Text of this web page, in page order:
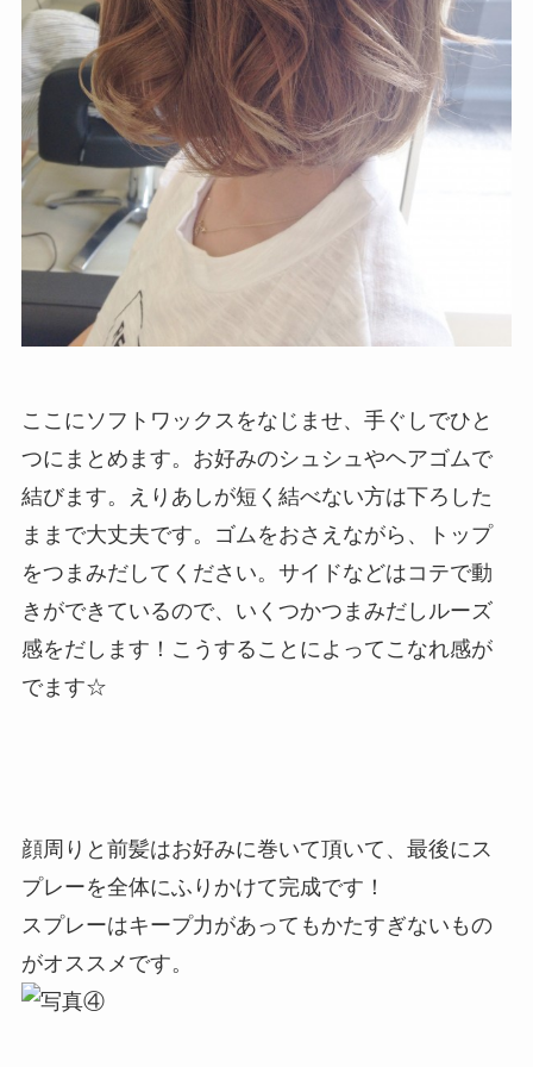
ここにソフトワックスをなじませ、手ぐしでひと
つにまとめます。お好みのシュシュやヘアゴムで
結びます。えりあしが短く結べない方は下ろした
ままで大丈夫です。ゴムをおさえながら、トップ
をつまみだしてください。サイドなどはコテで動
きができているので、いくつかつまみだしルーズ
感をだします！こうすることによってこなれ感が
でます☆
顔周りと前髪はお好みに巻いて頂いて、最後にス
プレーを全体にふりかけて完成です！
スプレーはキープ力があってもかたすぎないもの
がオススメです。